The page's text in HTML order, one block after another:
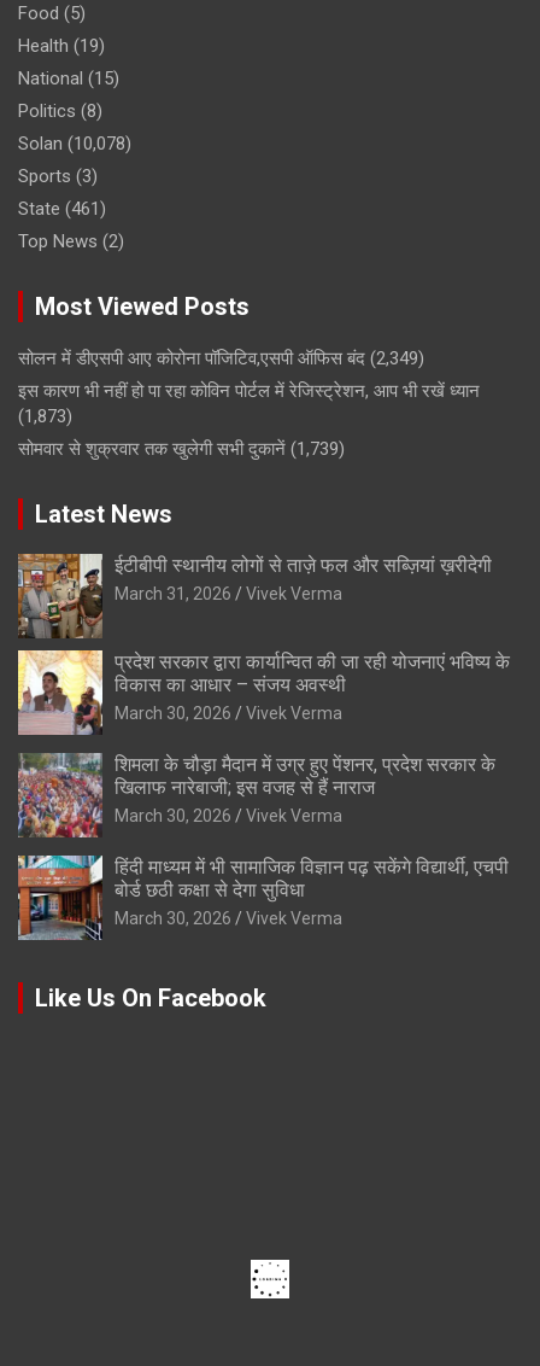
Food (5)
Health (19)
National (15)
Politics (8)
Solan (10,078)
Sports (3)
State (461)
Top News (2)
Most Viewed Posts
सोलन में डीएसपी आए कोरोना पॉजिटिव,एसपी ऑफिस बंद (2,349)
इस कारण भी नहीं हो पा रहा कोविन पोर्टल में रेजिस्ट्रेशन, आप भी रखें ध्यान
(1,873)
सोमवार से शुक्रवार तक खुलेगी सभी दुकानें (1,739)
Latest News
ईटीबीपी स्थानीय लोगों से ताज़े फल और सब्ज़ियां ख़रीदेगी
March 31, 2026 Vivek Verma
प्रदेश सरकार द्वारा कार्यान्वित की जा रही योजनाएं भविष्य के
विकास का आधार – संजय अवस्थी
March 30, 2026 Vivek Verma
शिमला के चौड़ा मैदान में उग्र हुए पेंशनर, प्रदेश सरकार के
खिलाफ नारेबाजी; इस वजह से हैं नाराज
March 30, 2026 Vivek Verma
हिंदी माध्यम में भी सामाजिक विज्ञान पढ़ सकेंगे विद्यार्थी, एचपी
बोर्ड छठी कक्षा से देगा सुविधा
March 30, 2026 Vivek Verma
Like Us On Facebook